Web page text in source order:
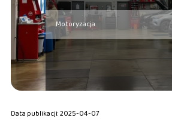
Motoryzacja
Data publikacji: 2025-04-07